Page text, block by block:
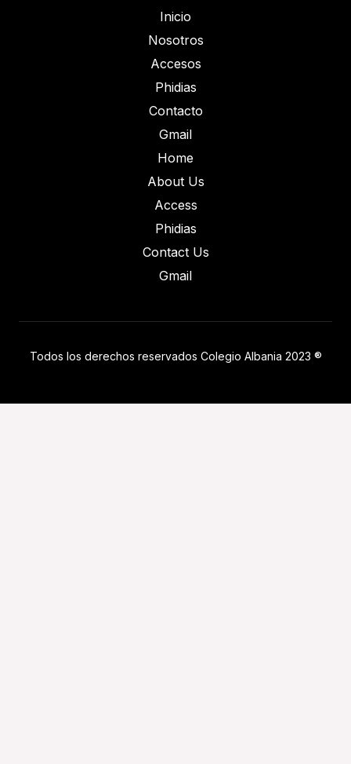
Inicio
Nosotros
Accesos
Phidias
Contacto
Gmail
Home
About Us
Access
Phidias
Contact Us
Gmail
Todos los derechos reservados Colegio Albania 2023 ®